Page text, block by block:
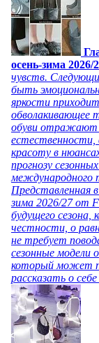
осень-зима 2026/
чувств.
быть
яркости
обволакивающее
обуви отражают
естественности,
красоту в
прогнозу
международного
Представленная
зима 2026/27 от
будущего сезона,
честности, о
не требует
сезонные модели
который может
рассказать о